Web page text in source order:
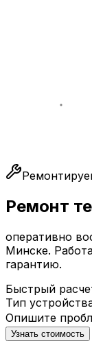
Ремонт
оперативно
Минске.
гарантию.
Быстрый
Тип
Опишите
Узнать стоимость